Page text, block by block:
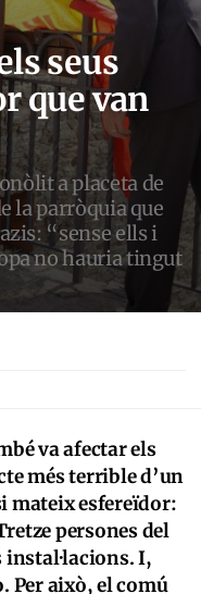
seus
que van
a placeta de
la parròquia que
“sense ells i
no hauria tingut
va afectar els
més terrible d’un
mateix esfereïdor:
persones del
instal·lacions. I,
Per això, el comú